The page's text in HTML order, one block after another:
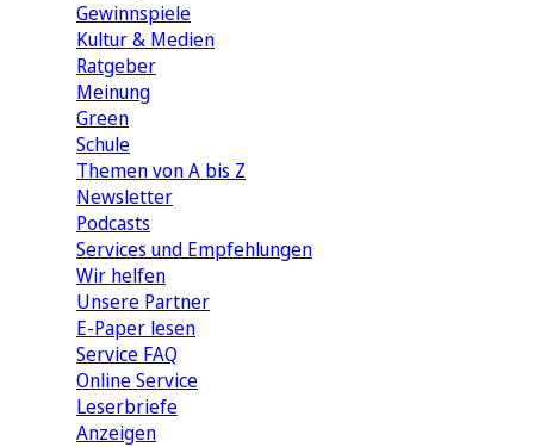
Gewinnspiele
Kultur & Medien
Ratgeber
Meinung
Green
Schule
Themen von A bis Z
Newsletter
Podcasts
Services und Empfehlungen
Wir helfen
Unsere Partner
E-Paper lesen
Service FAQ
Online Service
Leserbriefe
Anzeigen